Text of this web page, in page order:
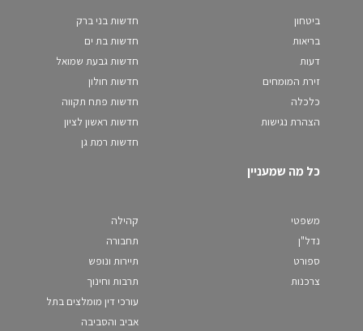
ביטחון
בריאות
דעות
זירת המומחים
כלכלה
הצהרת נגישות
חדשות בני ברק
חדשות בת ים
חדשות גבעת שמואל
חדשות חולון
חדשות פתח תקווה
חדשות ראשון לציון
חדשות רמת גן
כל מה שמעניין
משפטי
נדל"ן
ספורט
צרכנות
קהילה
תחבורה
תיירות ונופש
תרבות וחינוך
עורכי דין מומלצים בתל
אביב והסביבה